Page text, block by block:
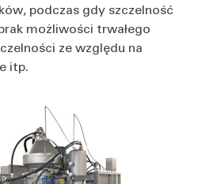
podczas gdy szczelność
możliwości trwałego
ze względu na
itp.